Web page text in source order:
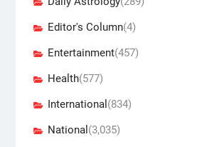
Editor's Column(4)
Entertainment(457)
Health(577)
International (834)
National (3,035)